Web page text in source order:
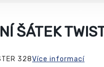
ŠÁTEK
328Více informací